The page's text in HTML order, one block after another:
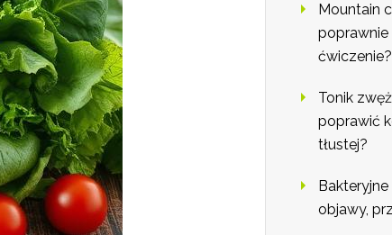
Mountain
ćwiczenie?
Tonik
poprawić
tłustej?
objawy,